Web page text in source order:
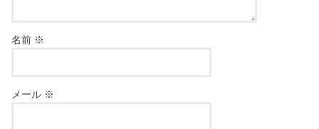
名前 ※
メール ※